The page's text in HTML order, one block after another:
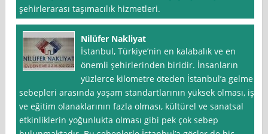
şehirlerarası taşımacılık hizmetleri.
Nilüfer Nakliyat
İstanbul, Türkiye’nin en kalabalık ve en
önemli şehirlerinden biridir. İnsanların
yüzlerce kilometre öteden İstanbul’a gelme
sebepleri arasında yaşam standartlarının yüksek olması, iş
ve eğitim olanaklarının fazla olması, kültürel ve sanatsal
etkinliklerin yoğunlukta olması gibi pek çok sebep